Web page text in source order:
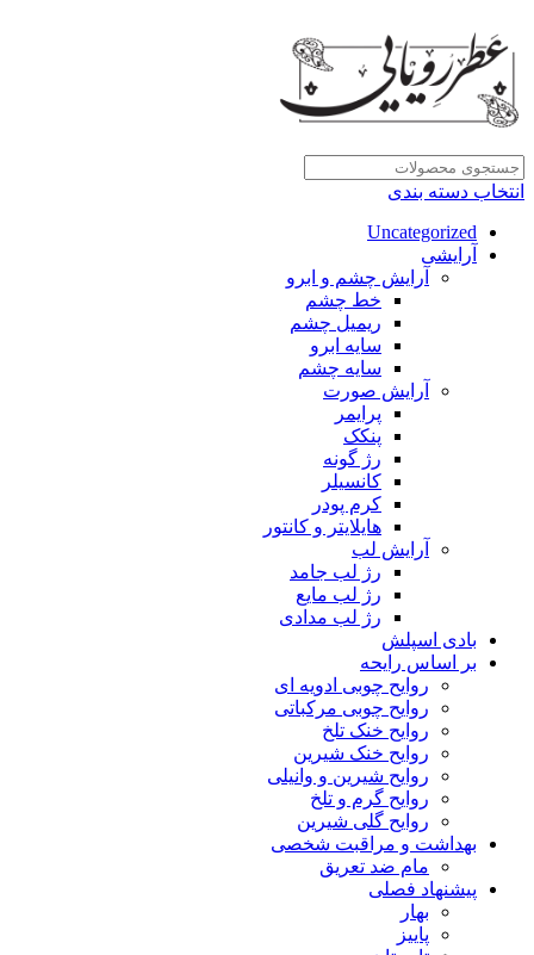
انتخاب دسته بندی
Uncategorized
آرایشی
آرایش چشم و ابرو
خط چشم
ریمیل چشم
سایه ابرو
سایه چشم
آرایش صورت
پرایمر
پنکک
رژ گونه
کانسیلر
کرم پودر
هایلایتر و کانتور
آرایش لب
رژ لب جامد
رژ لب مایع
رژ لب مدادی
بادی اسپلش
بر اساس رایحه
روایح چوبی ادویه ای
روایح چوبی مرکباتی
روایح خنک تلخ
روایح خنک شیرین
روایح شیرین و وانیلی
روایح گرم و تلخ
روایح گلی شیرین
بهداشت و مراقبت شخصی
مام ضد تعریق
پیشنهاد فصلی
بهار
پاییز